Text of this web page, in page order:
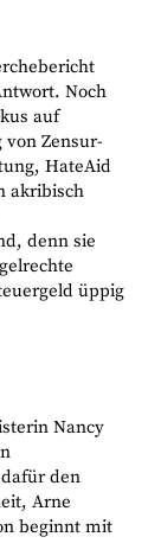
Noch
auf
Zensur-
HateAid
akribisch
denn sie
üppig
Nancy
den
Arne
beginnt mit